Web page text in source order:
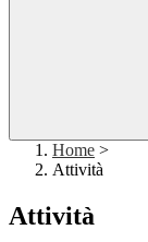
Home >
Attività
Attività